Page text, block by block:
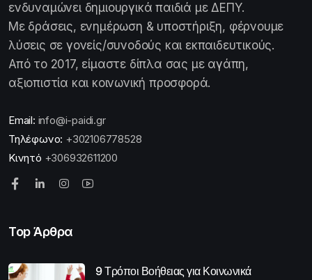
ενδυναμώνει δημιουργικά παιδιά με ΔΕΠΥ.
Με δράσεις, ενημέρωση & υποστήριξη, φέρνουμε
λύσεις σε γονείς/συνοδούς και εκπαιδευτικούς.
Από το 2017, είμαστε δίπλα σας με αγάπη,
αξιοπιστία και κοινωνική προσφορά.
Email: info@i-paidi.gr
Τηλέφωνο: +302106778528
Κινητό +306932611200
Top Άρθρα
9 Τρόποι Βοήθειας για Κοινωνικά